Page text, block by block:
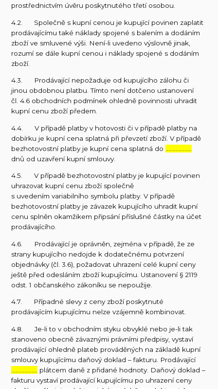
prostřednictvím úvěru poskytnutého třetí osobou.
4.2. Společně s kupní cenou je kupující povinen zaplatit
prodávajícímu také náklady spojené s balením a dodáním
zboží ve smluvené výši. Není-li uvedeno výslovně jinak,
rozumí se dále kupní cenou i náklady spojené s dodáním
zboží.
4.3. Prodávající nepožaduje od kupujícího zálohu či
jinou obdobnou platbu. Tímto není dotčeno ustanovení
čl. 4.6 obchodních podmínek ohledně povinnosti uhradit
kupní cenu zboží předem.
4.4. V případě platby v hotovosti či v případě platby na
dobírku je kupní cena splatná při převzetí zboží. V případě
bezhotovostní platby je kupní cena splatná do
dnů od uzavření kupní smlouvy.
4.5. V případě bezhotovostní platby je kupující povinen
uhrazovat kupní cenu zboží společně
s uvedením variabilního symbolu platby. V případě
bezhotovostní platby je závazek kupujícího uhradit kupní
cenu splněn okamžikem připsání příslušné částky na účet
prodávajícího.
4.6. Prodávající je oprávněn, zejména v případě, že ze
strany kupujícího nedojde k dodatečnému potvrzení
objednávky (čl. 3.6), požadovat uhrazení celé kupní ceny
ještě před odesláním zboží kupujícímu. Ustanovení § 2119
odst. 1 občanského zákoníku se nepoužije.
4.7. Případné slevy z ceny zboží poskytnuté
prodávajícím kupujícímu nelze vzájemně kombinovat.
4.8. Je-li to v obchodním styku obvyklé nebo je-li tak
stanoveno obecně závaznými právními předpisy, vystaví
prodávající ohledně plateb prováděných na základě kupní
smlouvy kupujícímu daňový doklad – fakturu. Prodávající
plátcem daně z přidané hodnoty. Daňový doklad –
fakturu vystaví prodávající kupujícímu po uhrazení ceny